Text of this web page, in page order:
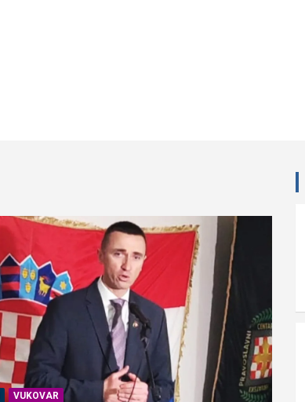
VUKOVAR